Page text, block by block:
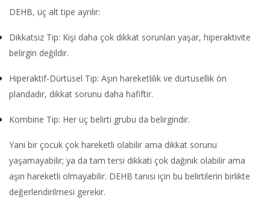
DEHB, üç alt tipe ayrılır:
Dikkatsiz Tip: Kişi daha çok dikkat sorunları yaşar, hiperaktivite
belirgin değildir.
Hiperaktif-Dürtüsel Tip: Aşırı hareketlilik ve dürtüsellik ön
plandadır, dikkat sorunu daha hafiftir.
Kombine Tip: Her üç belirti grubu da belirgindir.
Yani bir çocuk çok hareketli olabilir ama dikkat sorunu
yaşamayabilir; ya da tam tersi dikkati çok dağınık olabilir ama
aşırı hareketli olmayabilir. DEHB tanısı için bu belirtilerin birlikte
değerlendirilmesi gerekir.